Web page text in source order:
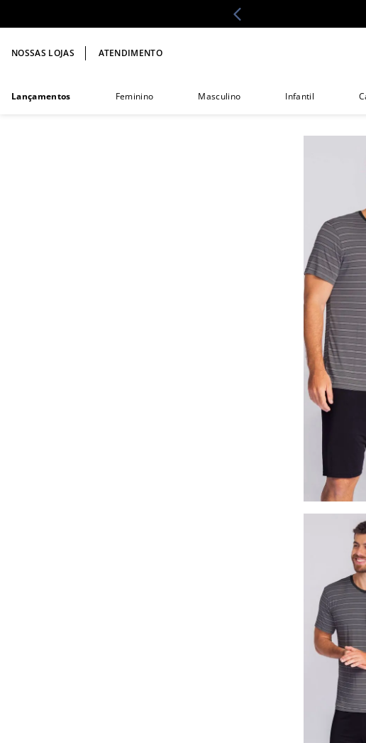
NOSSAS LOJAS ATENDIMENTO
Lançamentos Feminino Masculino Infantil